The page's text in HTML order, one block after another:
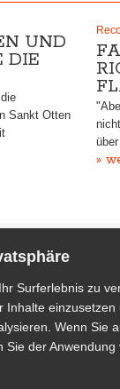
Surferlebnis zu
Inhalte einzusetzen
Wenn Sie
Sie der Anwendung
UND
DIE
Sankt Otten
»